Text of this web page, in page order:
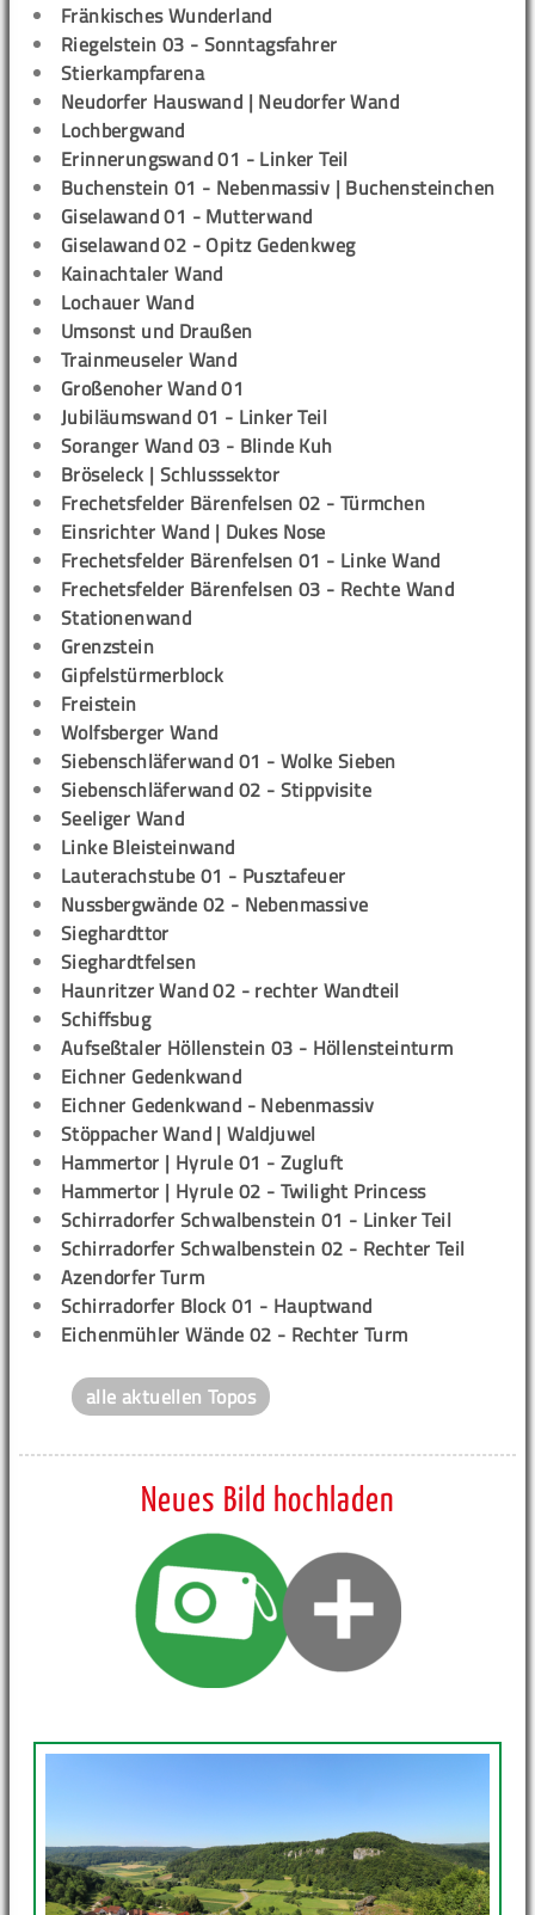
Fränkisches Wunderland
Riegelstein 03 - Sonntagsfahrer
Stierkampfarena
Neudorfer Hauswand | Neudorfer Wand
Lochbergwand
Erinnerungswand 01 - Linker Teil
Buchenstein 01 - Nebenmassiv | Buchensteinchen
Giselawand 01 - Mutterwand
Giselawand 02 - Opitz Gedenkweg
Kainachtaler Wand
Lochauer Wand
Umsonst und Draußen
Trainmeuseler Wand
Großenoher Wand 01
Jubiläumswand 01 - Linker Teil
Soranger Wand 03 - Blinde Kuh
Bröseleck | Schlusssektor
Frechetsfelder Bärenfelsen 02 - Türmchen
Einsrichter Wand | Dukes Nose
Frechetsfelder Bärenfelsen 01 - Linke Wand
Frechetsfelder Bärenfelsen 03 - Rechte Wand
Stationenwand
Grenzstein
Gipfelstürmerblock
Freistein
Wolfsberger Wand
Siebenschläferwand 01 - Wolke Sieben
Siebenschläferwand 02 - Stippvisite
Seeliger Wand
Linke Bleisteinwand
Lauterachstube 01 - Pusztafeuer
Nussbergwände 02 - Nebenmassive
Sieghardttor
Sieghardtfelsen
Haunritzer Wand 02 - rechter Wandteil
Schiffsbug
Aufseßtaler Höllenstein 03 - Höllensteinturm
Eichner Gedenkwand
Eichner Gedenkwand - Nebenmassiv
Stöppacher Wand | Waldjuwel
Hammertor | Hyrule 01 - Zugluft
Hammertor | Hyrule 02 - Twilight Princess
Schirradorfer Schwalbenstein 01 - Linker Teil
Schirradorfer Schwalbenstein 02 - Rechter Teil
Azendorfer Turm
Schirradorfer Block 01 - Hauptwand
Eichenmühler Wände 02 - Rechter Turm
alle aktuellen Topos
Neues Bild hochladen